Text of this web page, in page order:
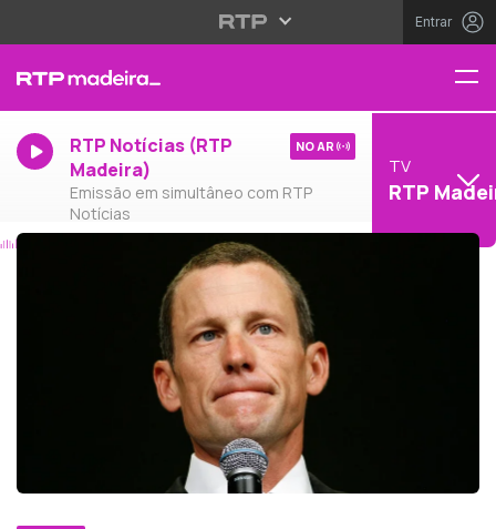
Entrar
RTP Notícias (RTP
Madeira)
Emissão em simultâneo com RTP
Notícias
NO AR
TV
RTP